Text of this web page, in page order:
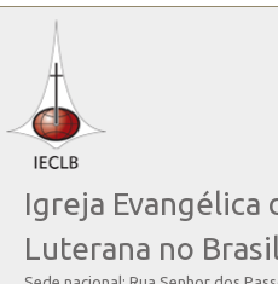
Igreja Evangélica
Luterana no